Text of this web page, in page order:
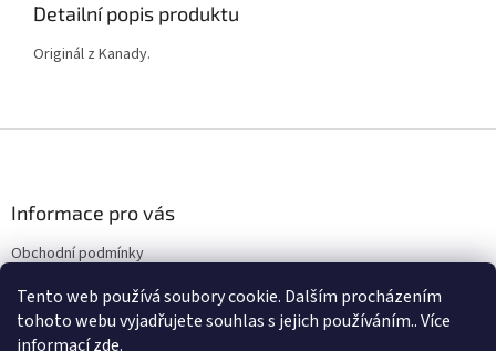
Tento web používá soubory cookie. Dalším procházením
tohoto webu vyjadřujete souhlas s jejich používáním.. Více
informacízde.
Detailní popis produktu
Originál z Kanady.
í
Informace pro vás
Obchodní podmínky
Kontakty